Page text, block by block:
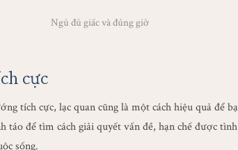
Ngủ đủ giấc và đúng giờ
cực
tích cực, lạc quan cũng là một cách hiệu quả để
táo để tìm cách giải quyết vấn đề, hạn chế được
sống.